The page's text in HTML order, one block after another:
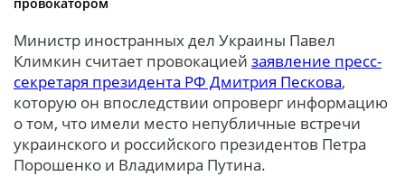
Министр иностранных дел Украины Павел
Климкин считает провокацией заявление пресс-
секретаря президента РФ Дмитрия Пескова,
которую он впоследствии опроверг информацию
о том, что имели место непубличные встречи
украинского и российского президентов Петра
Порошенко и Владимира Путина.